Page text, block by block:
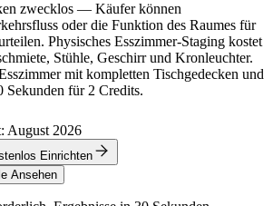
zwecklos — Käufer können
oder die Funktion des Raumes für
Physisches Esszimmer-Staging kostet
Stühle, Geschirr und Kronleuchter.
mit kompletten Tischgedecken und
Sekunden für 2 Credits.
: August 2026
Einrichten
Ansehen